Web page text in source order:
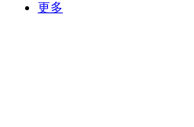
更多